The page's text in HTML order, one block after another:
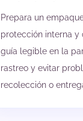
Prepara un
protección interna y
guía legible en la
rastreo y evitar
recolección o